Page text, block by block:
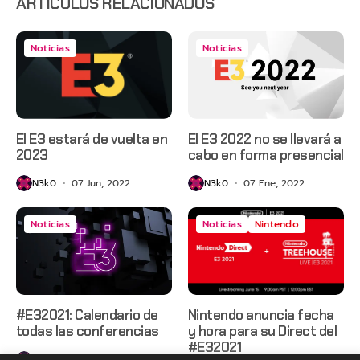
Noticias
El E3 estará de vuelta en
2023
N3k0 07 Jun, 2022
Noticias
El E3 2022 no se llevará a
cabo en forma presencial
N3k0 07 Ene, 2022
Noticias
#E32021: Calendario de
todas las conferencias
Noticias Nintendo
Nintendo anuncia fecha
y hora para su Direct del
#E32021